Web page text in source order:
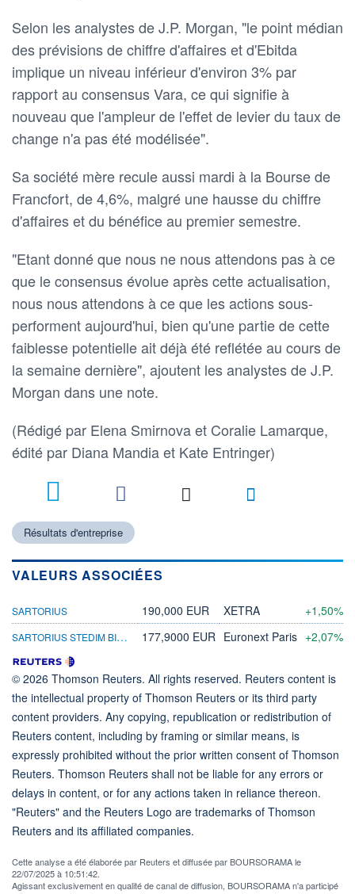
Selon les analystes de J.P. Morgan, "le point médian
des prévisions de chiffre d'affaires et d'Ebitda
implique un niveau inférieur d'environ 3% par
rapport au consensus Vara, ce qui signifie à
nouveau que l'ampleur de l'effet de levier du taux de
change n'a pas été modélisée".
Sa société mère recule aussi mardi à la Bourse de
Francfort, de 4,6%, malgré une hausse du chiffre
d'affaires et du bénéfice au premier semestre.
"Etant donné que nous ne nous attendons pas à ce
que le consensus évolue après cette actualisation,
nous nous attendons à ce que les actions sous-
performent aujourd'hui, bien qu'une partie de cette
faiblesse potentielle ait déjà été reflétée au cours de
la semaine dernière", ajoutent les analystes de J.P.
Morgan dans une note.
(Rédigé par Elena Smirnova et Coralie Lamarque,
édité par Diana Mandia et Kate Entringer)
Résultats d'entreprise
VALEURS ASSOCIÉES
SARTORIUS 190,000 EUR XETRA
+1,50%
SARTORIUS STEDIM BIOTECH
177,9000 EUR Euronext Paris +2,07%
© 2026 Thomson Reuters. All rights reserved. Reuters content is
the intellectual property of Thomson Reuters or its third party
content providers. Any copying, republication or redistribution of
Reuters content, including by framing or similar means, is
expressly prohibited without the prior written consent of Thomson
Reuters. Thomson Reuters shall not be liable for any errors or
delays in content, or for any actions taken in reliance thereon.
"Reuters" and the Reuters Logo are trademarks of Thomson
Reuters and its affiliated companies.
Cette analyse a été élaborée par Reuters et diffusée par BOURSORAMA le
22/07/2025 à 10:51:42.
Agissant exclusivement en qualité de canal de diffusion, BOURSORAMA n'a participé